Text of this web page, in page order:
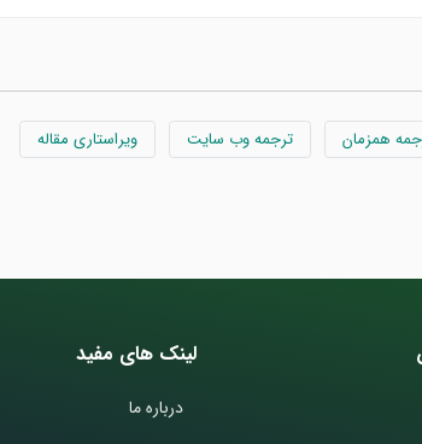
همزمان ترجمه وب سایت
ویراستاری مقاله
لینک های مفید
درباره ما